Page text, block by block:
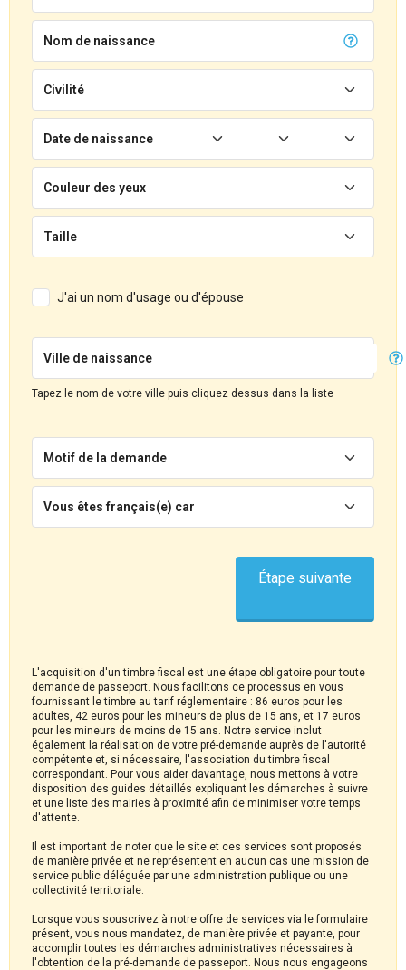
Nom de naissance
Civilité
Date de naissance
Couleur des yeux
Taille
J'ai un nom d'usage ou d'épouse
Ville de naissance
Tapez le nom de votre ville puis cliquez dessus dans la liste
Motif de la demande
Vous êtes français(e) car
L'acquisition d'un timbre fiscal est une étape obligatoire pour toute
demande de passeport. Nous facilitons ce processus en vous
fournissant le timbre au tarif réglementaire : 86 euros pour les
adultes, 42 euros pour les mineurs de plus de 15 ans, et 17 euros
pour les mineurs de moins de 15 ans. Notre service inclut
également la réalisation de votre pré-demande auprès de l'autorité
compétente et, si nécessaire, l'association du timbre fiscal
correspondant. Pour vous aider davantage, nous mettons à votre
disposition des guides détaillés expliquant les démarches à suivre
et une liste des mairies à proximité afin de minimiser votre temps
d'attente.
Il est important de noter que le site et ces services sont proposés
de manière privée et ne représentent en aucun cas une mission de
service public déléguée par une administration publique ou une
collectivité territoriale.
Lorsque vous souscrivez à notre offre de services via le formulaire
présent, vous nous mandatez, de manière privée et payante, pour
accomplir toutes les démarches administratives nécessaires à
l'obtention de la pré-demande de passeport. Nous nous engageons